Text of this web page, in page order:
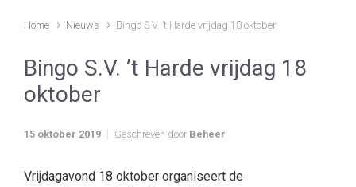
Home Nieuws Bingo S.V. ’t Harde vrijdag 18 oktober
Bingo S.V. ’t Harde vrijdag 18
oktober
15 oktober 2019 Geschreven door Beheer
Vrijdagavond 18 oktober organiseert de